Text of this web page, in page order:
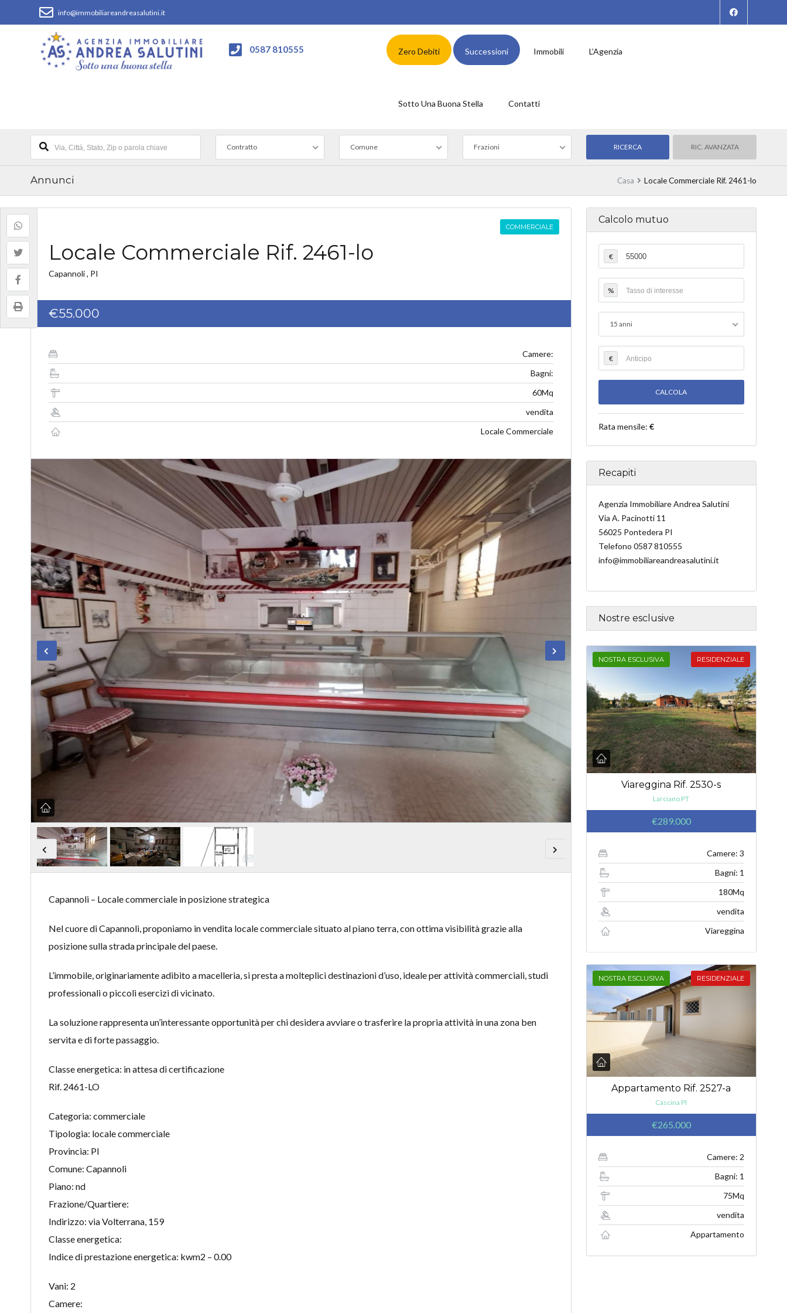
info@immobiliareandreasalutini.it
0587 810555 Zero Debiti Successioni Immobili L’Agenzia
Sotto Una Buona Stella Contatti
Contratto Comune Frazioni RIC. AVANZATA
Annunci Casa Locale Commerciale Rif. 2461-lo
COMMERCIALE
Locale Commerciale Rif. 2461-lo
Capannoli , PI
€55.000
Camere:
Bagni:
60Mq
vendita
Locale Commerciale
Capannoli – Locale commerciale in posizione strategica
Nel cuore di Capannoli, proponiamo in vendita locale commerciale situato al piano terra, con ottima visibilità grazie alla
posizione sulla strada principale del paese.
L’immobile, originariamente adibito a macelleria, si presta a molteplici destinazioni d’uso, ideale per attività commerciali, studi
professionali o piccoli esercizi di vicinato.
La soluzione rappresenta un’interessante opportunità per chi desidera avviare o trasferire la propria attività in una zona ben
servita e di forte passaggio.
Classe energetica: in attesa di certificazione
Rif. 2461-LO
Categoria: commerciale
Tipologia: locale commerciale
Provincia: PI
Comune: Capannoli
Piano: nd
Frazione/Quartiere:
Indirizzo: via Volterrana, 159
Classe energetica:
Indice di prestazione energetica: kwm2 – 0.00
Vani: 2
Camere:
Calcolo mutuo
€
%
15 anni
€
Rata mensile: €
Recapiti
Agenzia Immobiliare Andrea Salutini
Via A. Pacinotti 11
56025 Pontedera PI
Telefono 0587 810555
info@immobiliareandreasalutini.it
Nostre esclusive
NOSTRA ESCLUSIVA RESIDENZIALE
Viareggina Rif. 2530-s
Larciano PT
€289.000
Camere: 3
Bagni: 1
180Mq
vendita
Viareggina
NOSTRA ESCLUSIVA RESIDENZIALE
Appartamento Rif. 2527-a
Cascina PI
€265.000
Camere: 2
Bagni: 1
75Mq
vendita
Appartamento